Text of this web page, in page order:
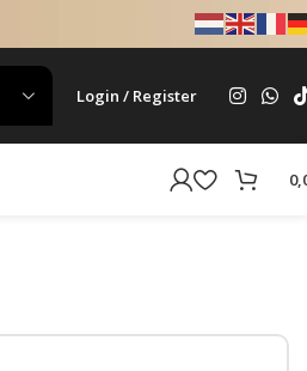
Login / Register